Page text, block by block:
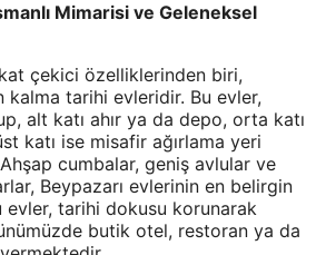
Mimarisi ve Geleneksel
çekici özelliklerinden biri,
kalma tarihi evleridir. Bu evler,
alt katı ahır ya da depo, orta katı
katı ise misafir ağırlama yeri
Ahşap cumbalar, geniş avlular ve
Beypazarı evlerinin en belirgin
evler, tarihi dokusu korunarak
butik otel, restoran ya da